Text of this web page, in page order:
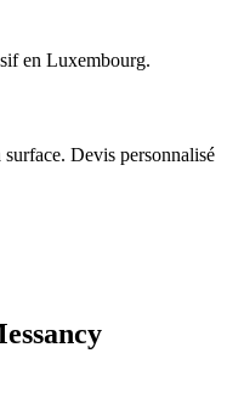
en Luxembourg.
Devis personnalisé